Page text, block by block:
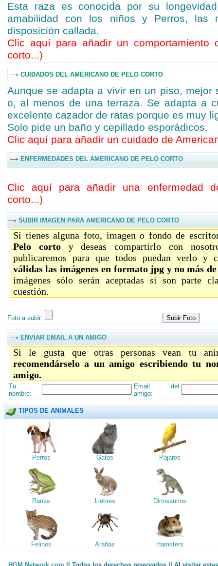
Esta raza es conocida por su
amabilidad con los niños y Perros, las
disposición callada.
Clic aquí para añadir un comportamiento
corto...)
CUIDADOS DEL AMERICANO DE PELO CORTO
Aunque se adapta a vivir en un piso, mejor
o, al menos de una terraza. Se adapta a
excelente cazador de ratas porque es muy
Solo pide un baño y cepillado esporádicos.
Clic aquí para añadir un cuidado de
ENFERMEDADES DEL AMERICANO DE PELO CORTO
Clic aquí para añadir una enfermedad
corto...)
SUBIR IMAGEN PARA AMERICANO DE PELO CORTO
Si tienes alguna foto, imagen o fondo de
Pelo cortoy deseas compartirlo con
publicaremos para que todos puedan verlo y
válidas las imágenes en formato jpg y no más
imágenes sólo serán aceptadas si son parte
cuestión.
Foto a subir:
ENVIAR EMAIL A UN AMIGO
Si le gusta que otras personas vean tu
recomendárselo a un amigo escribiendo tu
amigo.
Tu
nombre:
Email del
amigo:
TIPOS DE ANIMALES
Perros Gatos Pájaros
Ranas Liebres Dinosaurios
Felinos Arañas Hamsters